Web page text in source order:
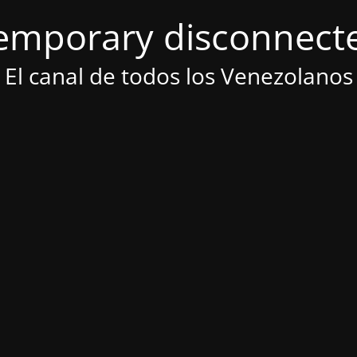
El canal de todos los Venezolanos